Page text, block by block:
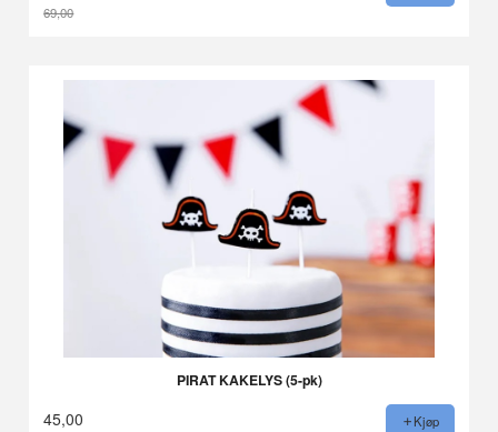
69,00
PIRAT KAKELYS (5-pk)
45,00 Kjøp